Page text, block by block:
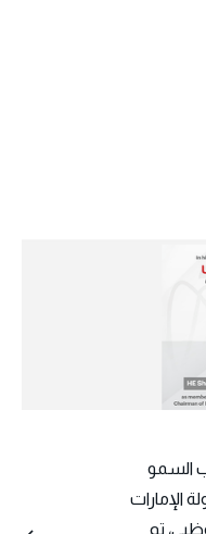
السمو
الإمارات
تم